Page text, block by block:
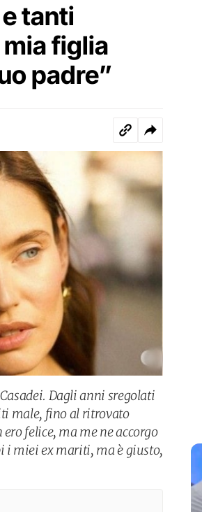
tanti
figlia
padre”
Dagli anni sregolati
male, fino al ritrovato
felice, ma me ne accorgo
i miei ex mariti, ma è giusto,